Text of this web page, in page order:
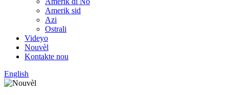
Amerik sid
Azi
Ostrali
Videyo
Nouvèl
Kontakte nou
English